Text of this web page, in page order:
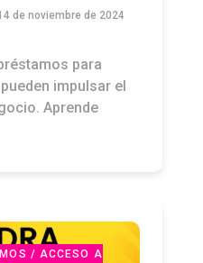
de noviembre de 2024
para
impulsar el
Aprende
/ ACCESO A